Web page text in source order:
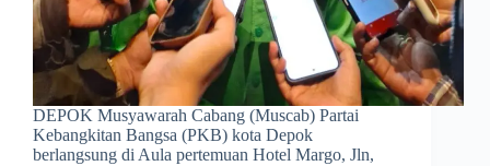
DEPOK Musyawarah Cabang (Muscab) Partai
Kebangkitan Bangsa (PKB) kota Depok
berlangsung di Aula pertemuan Hotel Margo, Jln,